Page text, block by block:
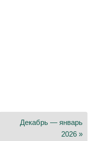
Декабрь — январь
2026 »